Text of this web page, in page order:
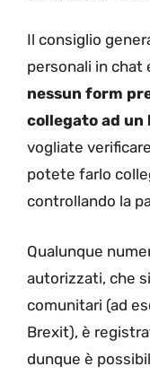
Il consiglio
personali in chat
nessun form
collegato ad
vogliate
potete farlo
controllando la
Qualunque
autorizzati, che
comunitari (ad
Brexit), è
dunque è